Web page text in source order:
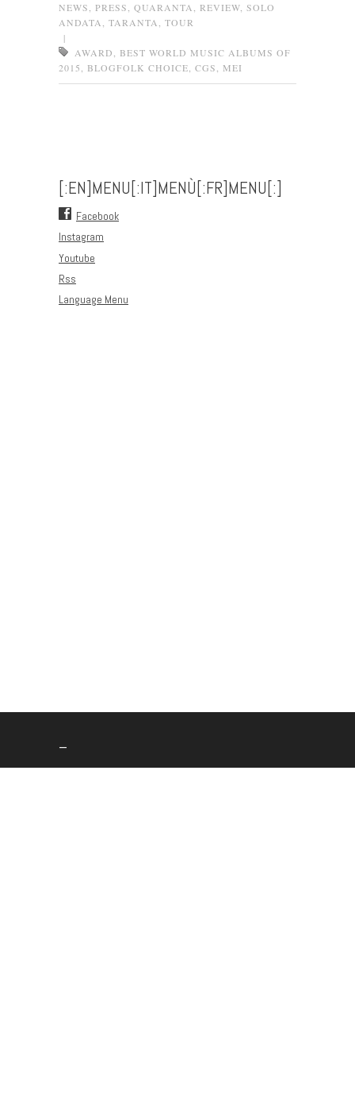
NEWS, PRESS, QUARANTA, REVIEW, SOLO
ANDATA, TARANTA, TOUR
|
AWARD, BEST WORLD MUSIC ALBUMS OF
2015, BLOGFOLK CHOICE, CGS, MEI
[:EN]MENU[:IT]MENÙ[:FR]MENU[:]
Facebook
Instagram
Youtube
Rss
Language Menu
–